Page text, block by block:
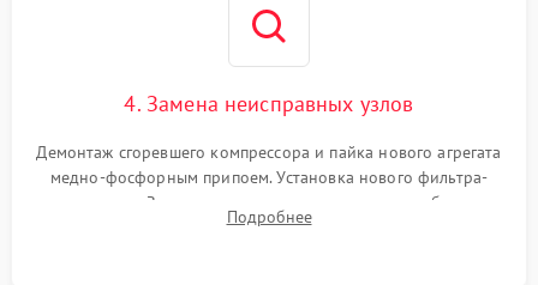
4. Замена неисправных узлов
Демонтаж сгоревшего компрессора и пайка нового агрегата
медно-фосфорным припоем. Установка нового фильтра-
осушителя. Замена изношенных вентиляторов обдува,
сломанных заслонок или поврежденных дверных петель.
Подробнее